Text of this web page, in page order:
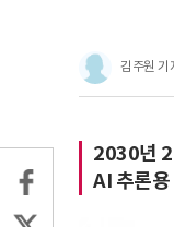
김주원 기
2030년
AI 추론